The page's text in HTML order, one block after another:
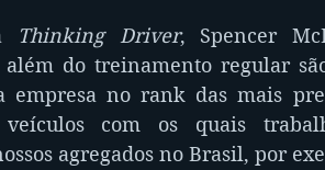
Thinking Driver, Spencer
do treinamento regular
empresa no rank das mais
com os quais
agregados no Brasil, por